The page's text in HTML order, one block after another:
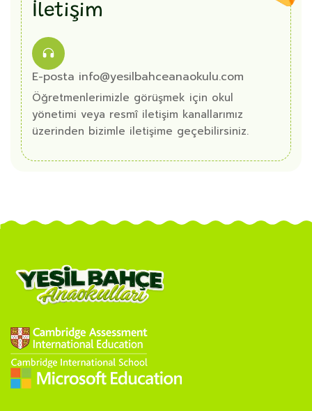
İletişim
E-posta info@yesilbahceanaokulu.com
Öğretmenlerimizle görüşmek için okul
yönetimi veya resmî iletişim kanallarımız
üzerinden bizimle iletişime geçebilirsiniz.